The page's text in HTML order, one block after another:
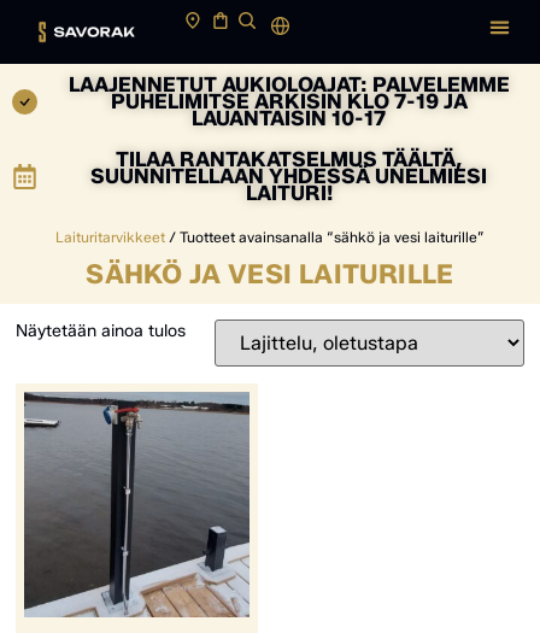
LAAJENNETUT AUKIOLOAJAT: PALVELEMME
PUHELIMITSE ARKISIN KLO 7-19 JA
LAUANTAISIN 10-17
TILAA RANTAKATSELMUS TÄÄLTÄ,
SUUNNITELLAAN YHDESSÄ UNELMIESI
LAITURI!
Laituritarvikkeet / Tuotteet avainsanalla “sähkö ja vesi laiturille”
SÄHKÖ JA VESI LAITURILLE
Näytetään ainoa tulos